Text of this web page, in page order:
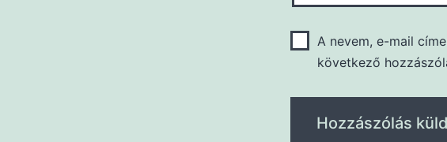
A nevem, e-mail
következő